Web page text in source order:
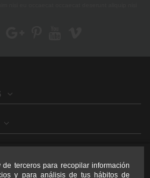
terceros para recopilar información
y para análisis de tus hábitos de